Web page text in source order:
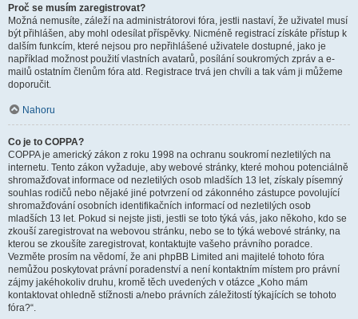
Proč se musím zaregistrovat?
Možná nemusíte, záleží na administrátorovi fóra, jestli nastaví, že uživatel musí
být přihlášen, aby mohl odesílat příspěvky. Nicméně registrací získáte přístup k
dalším funkcím, které nejsou pro nepřihlášené uživatele dostupné, jako je
například možnost použití vlastních avatarů, posílání soukromých zpráv a e-
mailů ostatním členům fóra atd. Registrace trvá jen chvíli a tak vám ji můžeme
doporučit.
Nahoru
Co je to COPPA?
COPPA je americký zákon z roku 1998 na ochranu soukromí nezletilých na
internetu. Tento zákon vyžaduje, aby webové stránky, které mohou potenciálně
shromažďovat informace od nezletilých osob mladších 13 let, získaly písemný
souhlas rodičů nebo nějaké jiné potvrzení od zákonného zástupce povolující
shromažďování osobních identifikačních informací od nezletilých osob
mladších 13 let. Pokud si nejste jisti, jestli se toto týká vás, jako někoho, kdo se
zkouší zaregistrovat na webovou stránku, nebo se to týká webové stránky, na
kterou se zkoušíte zaregistrovat, kontaktujte vašeho právního poradce.
Vezměte prosím na vědomí, že ani phpBB Limited ani majitelé tohoto fóra
nemůžou poskytovat právní poradenství a není kontaktním místem pro právní
zájmy jakéhokoliv druhu, kromě těch uvedených v otázce „Koho mám
kontaktovat ohledně stížnosti a/nebo právních záležitostí týkajících se tohoto
fóra?“.